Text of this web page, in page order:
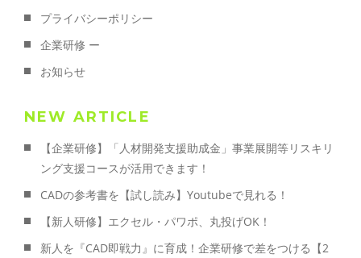
プライバシーポリシー
企業研修 ー
お知らせ
NEW ARTICLE
【企業研修】「人材開発支援助成金」事業展開等リスキリ
ング支援コースが活用できます！
CADの参考書を【試し読み】Youtubeで見れる！
【新人研修】エクセル・パワポ、丸投げOK！
新人を『CAD即戦力』に育成！企業研修で差をつける【2